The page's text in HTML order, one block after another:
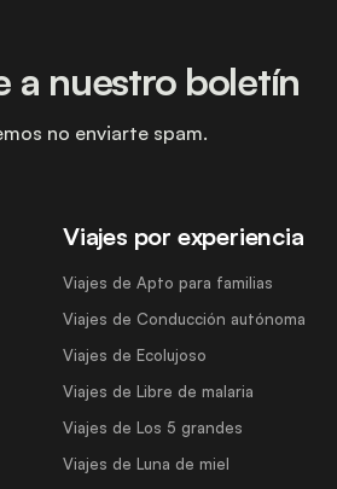
Viajes por experiencia
Viajes de Apto para familias
Viajes de Conducción autónoma
Viajes de Ecolujoso
Viajes de Libre de malaria
Viajes de Los 5 grandes
Viajes de Luna de miel
a nuestro boletín
no enviarte spam.